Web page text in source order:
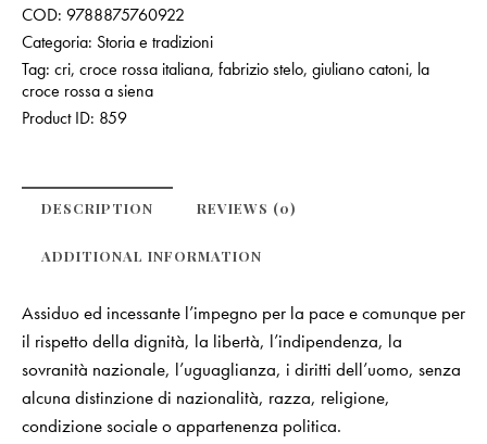
COD: 9788875760922
Categoria: Storia e tradizioni
Tag: cri, croce rossa italiana, fabrizio stelo, giuliano catoni, la
croce rossa a siena
Product ID: 859
DESCRIPTION REVIEWS (0)
ADDITIONAL INFORMATION
Assiduo ed incessante l’impegno per la pace e comunque per
il rispetto della dignità, la libertà, l’indipendenza, la
sovranità nazionale, l’uguaglianza, i diritti dell’uomo, senza
alcuna distinzione di nazionalità, razza, religione,
condizione sociale o appartenenza politica.